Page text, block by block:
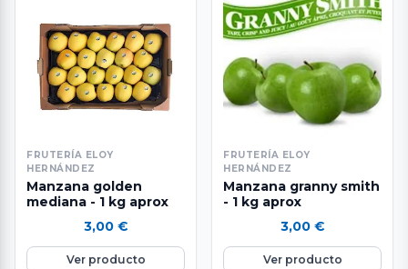
FRUTERÍA ELOY
HERNÁNDEZ
Manzana golden
mediana - 1 kg aprox
3,00 €
Ver producto
FRUTERÍA ELOY
HERNÁNDEZ
Manzana granny smith
- 1 kg aprox
3,00 €
Ver producto